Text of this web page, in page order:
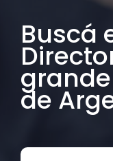
Buscá
de